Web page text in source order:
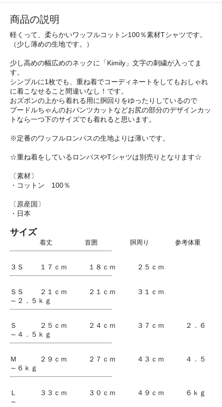
商品の説明
軽くって、柔らかいワッフルコットン100％素材Tシャツです。
（少し薄めの生地です。）
少し高めの幅広めのネックに「Kimily」文字の刺繍が入ってま
す。
シンプルに1枚でも、重ね着でコーディネートをしてもおしゃれ
に着こなせること間違いなし！です。
おズボンの上から着れる用に胴回りをゆったりしているので
プードルちゃんのおパンツカットなどお尻の部分のデザインカッ
トなら一つ下のサイズでも着れると思います。
※定番のワッフルロンパスの生地よりは薄いです。
☆重ね着をしているロンパスやTシャツは別売りとなります☆
〔素材〕
・コットン 100％
〔原産国〕
・日本
サイズ
着丈 首囲 胴周り 参考体重
３Ｓ １７ｃｍ １８ｃｍ ２５ｃｍ
ＳＳ ２１ｃｍ ２１ｃｍ ３１ｃｍ
～２．５ｋｇ
Ｓ ２５ｃｍ ２４ｃｍ ３７ｃｍ ２．６
～４．５ｋｇ
Ｍ ２９ｃｍ ２７ｃｍ ４３ｃｍ ４．５
～６ｋｇ
Ｌ ３３ｃｍ ３０ｃｍ ４９ｃｍ ６ｋｇ
～